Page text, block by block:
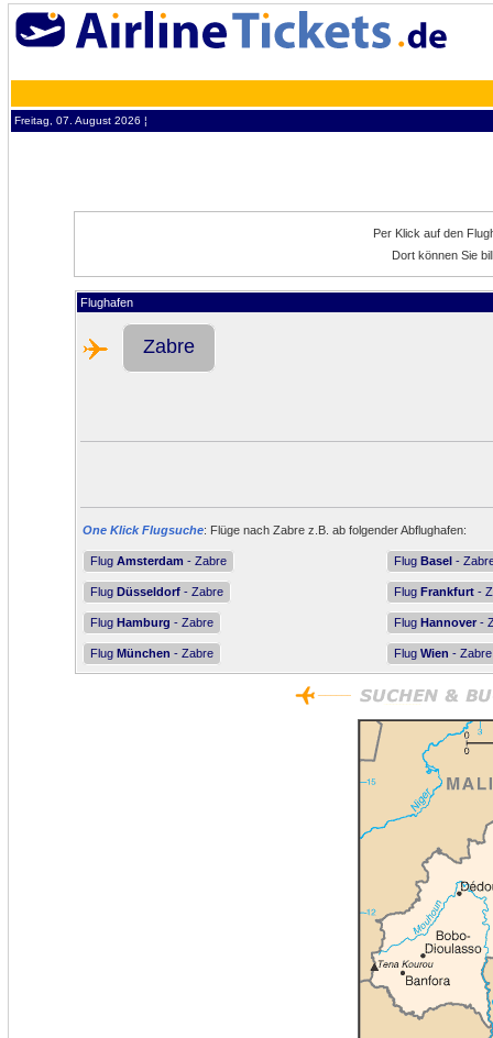
Freitag, 07. August 2026 ¦
Per Klick auf den
Dort können Sie
Flughafen
Zabre
One Klick Flugsuche: Flüge nach Zabre z.B. ab folgender Abflughafen:
Flug Amsterdam - Zabre Flug Basel -
Flug Düsseldorf - Zabre Flug Frankfurt -
Flug Hamburg - Zabre Flug Hannover -
Flug München - Zabre Flug Wien - Zabre